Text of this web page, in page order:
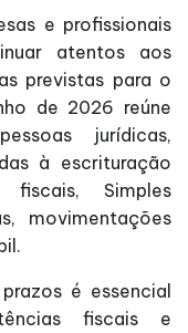
e profissionais
atentos aos
previstas para o
de 2026 reúne
jurídicas,
à escrituração
fiscais, Simples
movimentações
é essencial
fiscais e